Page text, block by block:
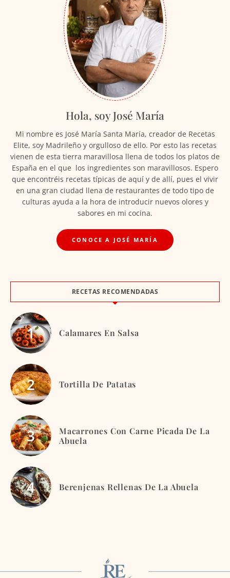
Hola, soy José María
Mi nombre es José María Santa María, creador de Recetas
Elite, soy Madrileño y orgulloso de ello. Por esto las recetas
vienen de esta tierra maravillosa llena de todos los platos de
España en el que los ingredientes son maravillosos. Espero
que encontréis recetas típicas de aquí y de allí, pues el vivir
en una gran ciudad llena de restaurantes de todo tipo de
culturas ayuda a la hora de introducir nuevos olores y
sabores en mi cocina.
CONOCE A JOSÉ MARÍA
RECETAS RECOMENDADAS
Calamares En Salsa
Tortilla De Patatas
Macarrones Con Carne Picada De La
Abuela
Berenjenas Rellenas De La Abuela